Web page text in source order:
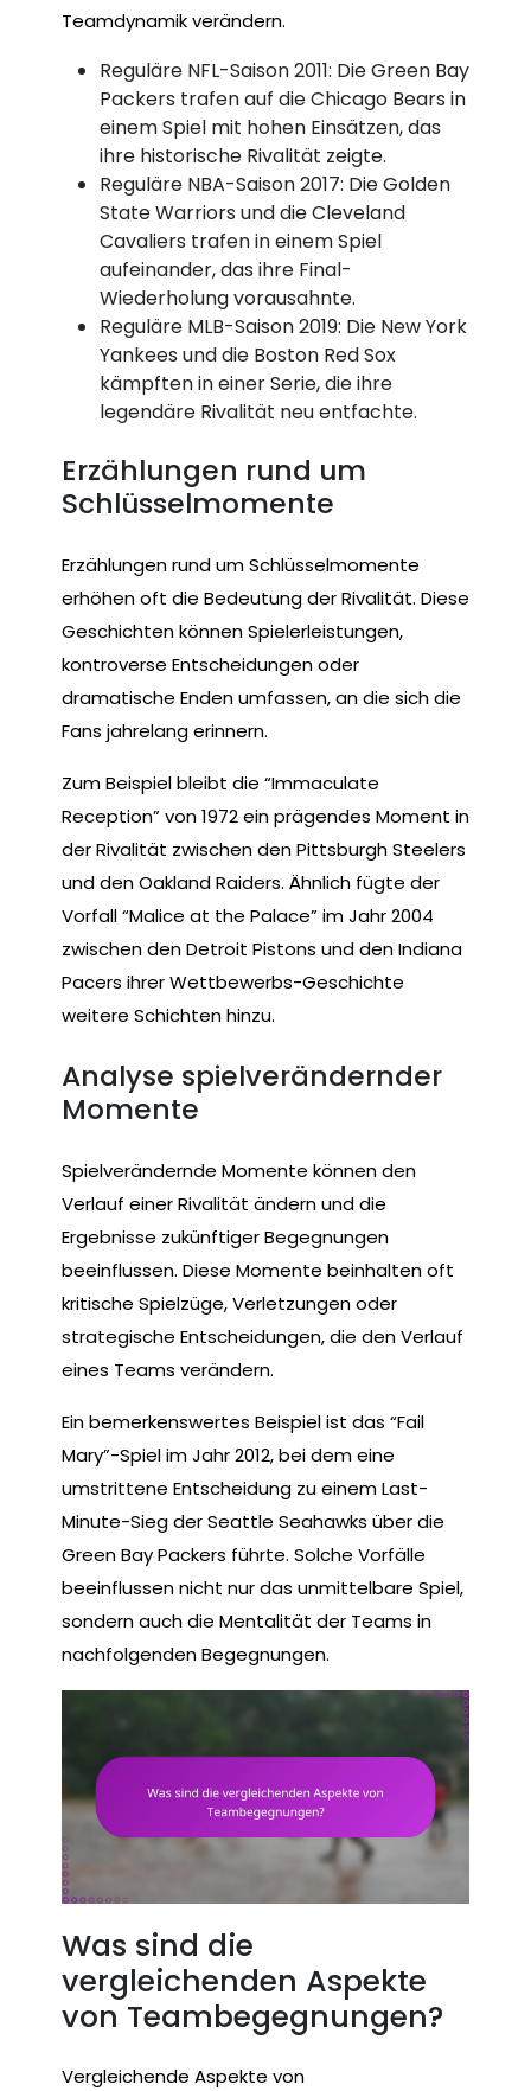
Teamdynamik verändern.
Reguläre NFL-Saison 2011: Die Green Bay
Packers trafen auf die Chicago Bears in
einem Spiel mit hohen Einsätzen, das
ihre historische Rivalität zeigte.
Reguläre NBA-Saison 2017: Die Golden
State Warriors und die Cleveland
Cavaliers trafen in einem Spiel
aufeinander, das ihre Final-
Wiederholung vorausahnte.
Reguläre MLB-Saison 2019: Die New York
Yankees und die Boston Red Sox
kämpften in einer Serie, die ihre
legendäre Rivalität neu entfachte.
Erzählungen rund um
Schlüsselmomente
Erzählungen rund um Schlüsselmomente
erhöhen oft die Bedeutung der Rivalität. Diese
Geschichten können Spielerleistungen,
kontroverse Entscheidungen oder
dramatische Enden umfassen, an die sich die
Fans jahrelang erinnern.
Zum Beispiel bleibt die “Immaculate
Reception” von 1972 ein prägendes Moment in
der Rivalität zwischen den Pittsburgh Steelers
und den Oakland Raiders. Ähnlich fügte der
Vorfall “Malice at the Palace” im Jahr 2004
zwischen den Detroit Pistons und den Indiana
Pacers ihrer Wettbewerbs-Geschichte
weitere Schichten hinzu.
Analyse spielverändernder
Momente
Spielverändernde Momente können den
Verlauf einer Rivalität ändern und die
Ergebnisse zukünftiger Begegnungen
beeinflussen. Diese Momente beinhalten oft
kritische Spielzüge, Verletzungen oder
strategische Entscheidungen, die den Verlauf
eines Teams verändern.
Ein bemerkenswertes Beispiel ist das “Fail
Mary”-Spiel im Jahr 2012, bei dem eine
umstrittene Entscheidung zu einem Last-
Minute-Sieg der Seattle Seahawks über die
Green Bay Packers führte. Solche Vorfälle
beeinflussen nicht nur das unmittelbare Spiel,
sondern auch die Mentalität der Teams in
nachfolgenden Begegnungen.
Was sind die
vergleichenden Aspekte
von Teambegegnungen?
Vergleichende Aspekte von